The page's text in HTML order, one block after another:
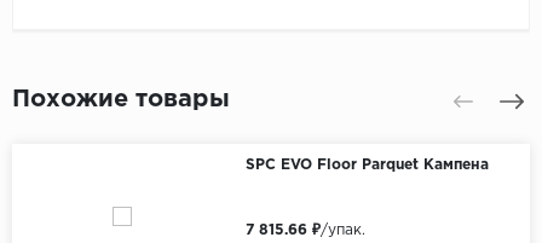
Похожие товары
SPC EVO Floor Parquet Кампена
7 815.66 ₽/упак.